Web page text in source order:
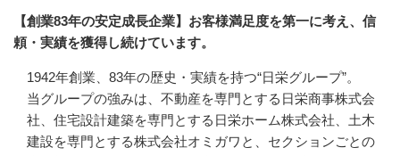
【創業83年の安定成長企業】お客様満足度を第一に考え、信
頼・実績を獲得し続けています。
1942年創業、83年の歴史・実績を持つ“日栄グループ”。
当グループの強みは、不動産を専門とする日栄商事株式会
社、住宅設計建築を専門とする日栄ホーム株式会社、土木
建設を専門とする株式会社オミガワと、セクションごとの